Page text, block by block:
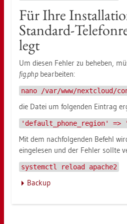
Für Ihre
Stan­dard-
legt
Um die­sen Feh­ler zu be­he­ben,
fig.phpbe­ar­bei­ten:
nano /var/www/nextcloud/
die Datei um fol­gen­den Ein­trag
'default_phone_region' =>
Mit dem nach­fol­gen­den Be­fehl
ein­ge­le­sen und der Feh­ler soll­te
systemctl reload apache2
Back­up